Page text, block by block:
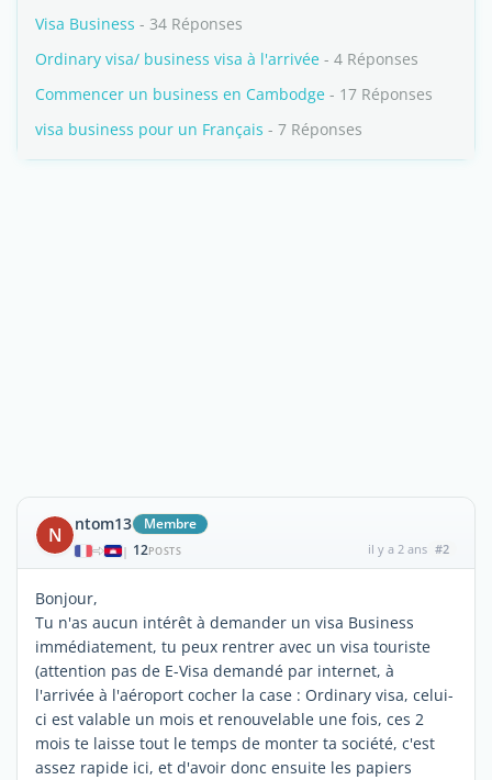
Visa Business - 34 Réponses
Ordinary visa/ business visa à l'arrivée - 4 Réponses
Commencer un business en Cambodge - 17 Réponses
visa business pour un Français - 7 Réponses
N ntom13 Membre
| 12POSTS il y a 2 ans #2
Bonjour,
Tu n'as aucun intérêt à demander un visa Business
immédiatement, tu peux rentrer avec un visa touriste
(attention pas de E-Visa demandé par internet, à
l'arrivée à l'aéroport cocher la case : Ordinary visa, celui-
ci est valable un mois et renouvelable une fois, ces 2
mois te laisse tout le temps de monter ta société, c'est
assez rapide ici, et d'avoir donc ensuite les papiers